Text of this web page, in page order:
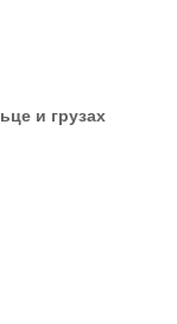
и грузах